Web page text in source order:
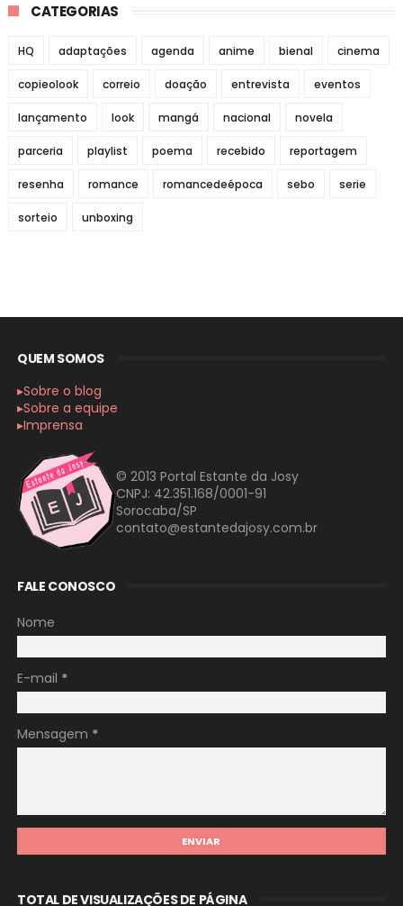
CATEGORIAS
HQ adaptações agenda anime bienal cinema
copieolook correio doação entrevista eventos
lançamento look mangá nacional novela
parceria playlist poema recebido reportagem
resenha romance romancedeépoca sebo serie
sorteio unboxing
QUEM SOMOS
▸Sobre o blog
▸Sobre a equipe
▸Imprensa
© 2013 Portal Estante da Josy
CNPJ: 42.351.168/0001-91
Sorocaba/SP
contato@estantedajosy.com.br
FALE CONOSCO
Nome
E-mail *
Mensagem *
TOTAL DE VISUALIZAÇÕES DE PÁGINA